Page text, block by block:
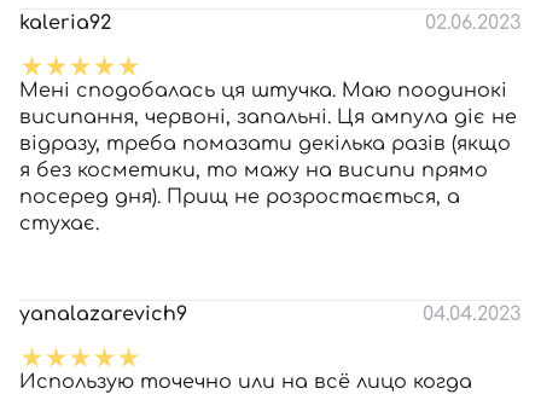
kaleria92 02.06.2023
Мені сподобалась ця штучка. Маю поодинокі
висипання, червоні, запальні. Ця ампула діє не
відразу, треба помазати декілька разів (якщо
я без косметики, то мажу на висипи прямо
посеред дня). Прищ не розростається, а
стухає.
yanalazarevich9 04.04.2023
Использую точечно или на всё лицо когда